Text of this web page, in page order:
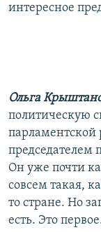
интересное
Ольга
политическую
парламентской
председателем
Он уже почти
совсем такая,
то стране. Но
есть. Это